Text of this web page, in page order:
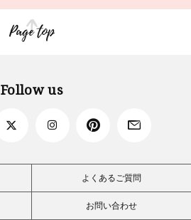
Page top
Follow us
よくあるご質問
お問い合わせ